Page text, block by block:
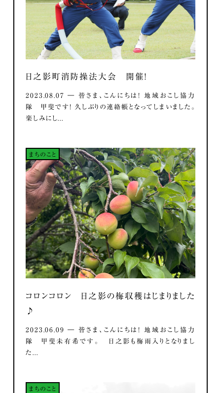
日之影町消防操法大会 開催！
2023.08.07 ― 皆さま、こんにちは！ 地域おこし協力
隊 甲斐です！ 久しぶりの連絡帳となってしまいました。
楽しみにし...
まちのこと
コロンコロン 日之影の梅収穫はじまりました
♪
2023.06.09 ― 皆さま、こんにちは！ 地域おこし協力
隊 甲斐未有希です。 日之影も梅雨入りとなりまし
た...
まちのこと